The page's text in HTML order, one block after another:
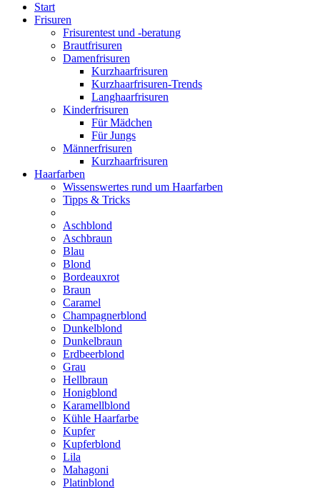
Start
Frisuren
Frisurentest und -beratung
Brautfrisuren
Damenfrisuren
Kurzhaarfrisuren
Kurzhaarfrisuren-Trends
Langhaarfrisuren
Kinderfrisuren
Für Mädchen
Für Jungs
Männerfrisuren
Kurzhaarfrisuren
Haarfarben
Wissenswertes rund um Haarfarben
Tipps & Tricks
Aschblond
Aschbraun
Blau
Blond
Bordeauxrot
Braun
Caramel
Champagnerblond
Dunkelblond
Dunkelbraun
Erdbeerblond
Grau
Hellbraun
Honigblond
Karamellblond
Kühle Haarfarbe
Kupfer
Kupferblond
Lila
Mahagoni
Platinblond